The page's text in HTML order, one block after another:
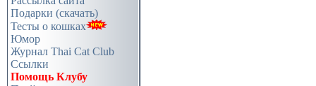
Подарки (скачать)
Тесты о кошках
Юмор
Журнал Thai Cat Club
Ссылки
Помощь Клубу